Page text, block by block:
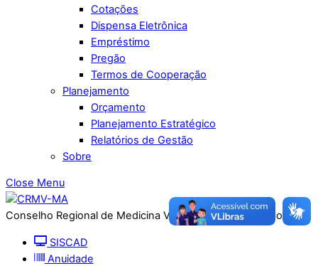
Cotações
Dispensa Eletrônica
Empréstimo
Pregão
Termos de Cooperação
Planejamento
Orçamento
Planejamento Estratégico
Relatórios de Gestão
Sobre
Close Menu
Conselho Regional de Medicina Veterinária do Maranhão
SISCAD
Anuidade